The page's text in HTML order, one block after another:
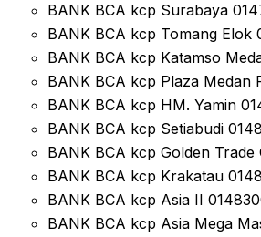
BANK BCA kcp Surabaya
BANK BCA kcp Tomang Elok
BANK BCA kcp Katamso
BANK BCA kcp Plaza Medan
BANK BCA kcp HM. Yamin
BANK BCA kcp Setiabudi
BANK BCA kcp Golden Trade
BANK BCA kcp Krakatau
BANK BCA kcp Asia II
BANK BCA kcp Asia Mega